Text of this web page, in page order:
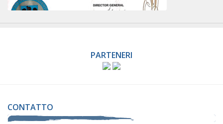
PARTENERI
CONTATTO